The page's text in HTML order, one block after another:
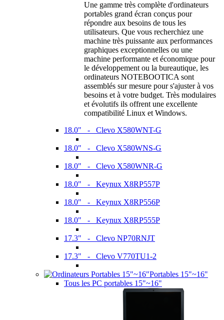
Une gamme très complète d'ordinateurs
portables grand écran conçus pour
répondre aux besoins de tous les
utilisateurs. Que vous recherchiez une
machine très puissante aux performances
graphiques exceptionnelles ou une
machine performante et économique pour
le développement ou la bureautique, les
ordinateurs NOTEBOOTICA sont
assemblés sur mesure pour s'ajuster à vos
besoins et à votre budget. Très modulaires
et évolutifs ils offrent une excellente
compatibilité Linux et Windows.
18.0" - Clevo X580WNT-G
18.0" - Clevo X580WNS-G
18.0" - Clevo X580WNR-G
18.0" - Keynux X8RP557P
18.0" - Keynux X8RP556P
18.0" - Keynux X8RP555P
17.3" - Clevo NP70RNJT
17.3" - Clevo V770TU1-2
Portables 15"~16"
Tous les PC portables 15"~16"